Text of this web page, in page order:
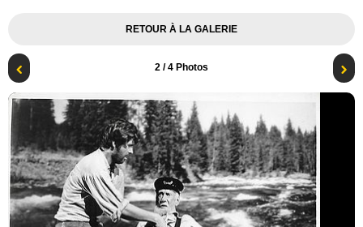
RETOUR À LA GALERIE
2 / 4 Photos